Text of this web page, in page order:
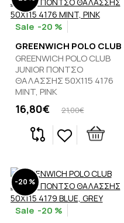
-20 %
GREENWICH POLO CLUB
GREENWICH POLO CLUB
JUNIOR ΠΟΝΤΣΟ
ΘΑΛΑΣΣΗΣ 50Χ115 4176
MINT, PINK
21,00€
16,80€
-20 %
-20 %